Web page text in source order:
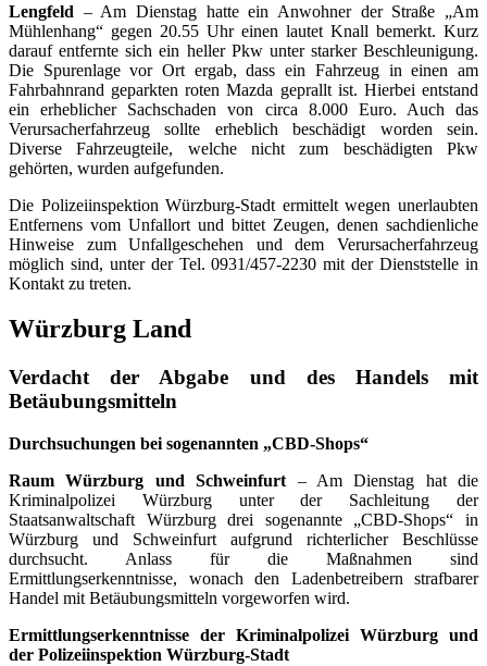
Lengfeld – Am Dienstag hatte ein Anwohner der Straße „Am
Mühlenhang“ gegen 20.55 Uhr einen lautet Knall bemerkt. Kurz
darauf entfernte sich ein heller Pkw unter starker Beschleunigung.
Die Spurenlage vor Ort ergab, dass ein Fahrzeug in einen am
Fahrbahnrand geparkten roten Mazda geprallt ist. Hierbei entstand
ein erheblicher Sachschaden von circa 8.000 Euro. Auch das
Verursacherfahrzeug sollte erheblich beschädigt worden sein.
Diverse Fahrzeugteile, welche nicht zum beschädigten Pkw
gehörten, wurden aufgefunden.
Die Polizeiinspektion Würzburg-Stadt ermittelt wegen unerlaubten
Entfernens vom Unfallort und bittet Zeugen, denen sachdienliche
Hinweise zum Unfallgeschehen und dem Verursacherfahrzeug
möglich sind, unter der Tel. 0931/457-2230 mit der Dienststelle in
Kontakt zu treten.
Würzburg Land
Verdacht der Abgabe und des Handels mit
Betäubungsmitteln
Durchsuchungen bei sogenannten „CBD-Shops“
Raum Würzburg und Schweinfurt – Am Dienstag hat die
Kriminalpolizei Würzburg unter der Sachleitung der
Staatsanwaltschaft Würzburg drei sogenannte „CBD-Shops“ in
Würzburg und Schweinfurt aufgrund richterlicher Beschlüsse
durchsucht. Anlass für die Maßnahmen sind
Ermittlungserkenntnisse, wonach den Ladenbetreibern strafbarer
Handel mit Betäubungsmitteln vorgeworfen wird.
Ermittlungserkenntnisse der Kriminalpolizei Würzburg und
der Polizeiinspektion Würzburg-Stadt